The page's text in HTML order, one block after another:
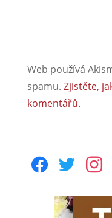
spamu.Zjistěte,